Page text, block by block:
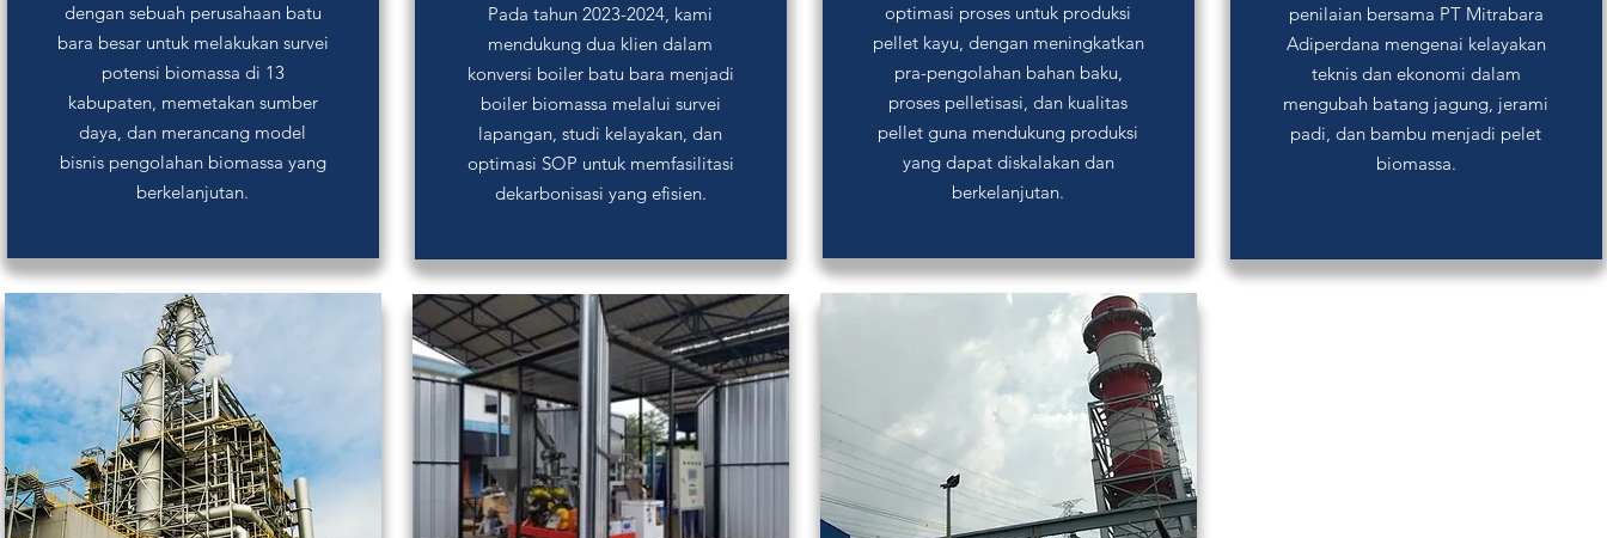
dengan sebuah perusahaan batu
bara besar untuk melakukan survei
potensi biomassa di 13
kabupaten, memetakan sumber
daya, dan merancang model
bisnis pengolahan biomassa yang
berkelanjutan.
Pada tahun 2023-2024, kami
mendukung dua klien dalam
konversi boiler batu bara menjadi
boiler biomassa melalui survei
lapangan, studi kelayakan, dan
optimasi SOP untuk memfasilitasi
dekarbonisasi yang efisien.
optimasi proses untuk produksi
pellet kayu, dengan meningkatkan
pra-pengolahan bahan baku,
proses pelletisasi, dan kualitas
pellet guna mendukung produksi
yang dapat diskalakan dan
berkelanjutan.
penilaian bersama PT Mitrabara
Adiperdana mengenai kelayakan
teknis dan ekonomi dalam
mengubah batang jagung, jerami
padi, dan bambu menjadi pelet
biomassa.